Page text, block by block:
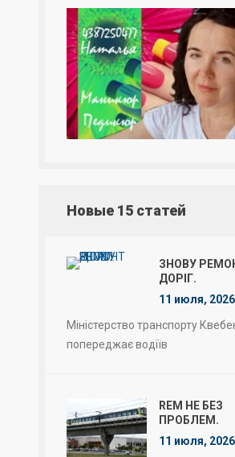
Новые 15 статей
ЗНОВУ
ДОРІГ.
11 июля, 2026
Міністерство транспорту
попереджає водіїв
REM НЕ БЕЗ
ПРОБЛЕМ.
11 июля, 2026